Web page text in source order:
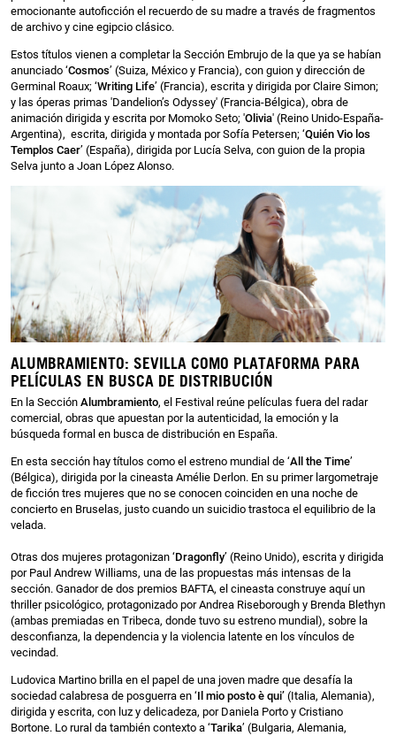
emocionante autoficción el recuerdo de su madre a través de fragmentos
de archivo y cine egipcio clásico.
Estos títulos vienen a completar la Sección Embrujo de la que ya se habían
anunciado ‘Cosmos’ (Suiza, México y Francia), con guion y dirección de
Germinal Roaux; ‘Writing Life’ (Francia), escrita y dirigida por Claire Simon;
y las óperas primas 'Dandelion’s Odyssey' (Francia-Bélgica), obra de
animación dirigida y escrita por Momoko Seto; 'Olivia' (Reino Unido-España-
Argentina), escrita, dirigida y montada por Sofía Petersen; ‘Quién Vio los
Templos Caer’ (España), dirigida por Lucía Selva, con guion de la propia
Selva junto a Joan López Alonso.
ALUMBRAMIENTO: SEVILLA COMO PLATAFORMA PARA
PELÍCULAS EN BUSCA DE DISTRIBUCIÓN
En la Sección Alumbramiento, el Festival reúne películas fuera del radar
comercial, obras que apuestan por la autenticidad, la emoción y la
búsqueda formal en busca de distribución en España.
En esta sección hay títulos como el estreno mundial de ‘All the Time’
(Bélgica), dirigida por la cineasta Amélie Derlon. En su primer largometraje
de ficción tres mujeres que no se conocen coinciden en una noche de
concierto en Bruselas, justo cuando un suicidio trastoca el equilibrio de la
velada.
Otras dos mujeres protagonizan ‘Dragonfly’ (Reino Unido), escrita y dirigida
por Paul Andrew Williams, una de las propuestas más intensas de la
sección. Ganador de dos premios BAFTA, el cineasta construye aquí un
thriller psicológico, protagonizado por Andrea Riseborough y Brenda Blethyn
(ambas premiadas en Tribeca, donde tuvo su estreno mundial), sobre la
desconfianza, la dependencia y la violencia latente en los vínculos de
vecindad.
Ludovica Martino brilla en el papel de una joven madre que desafía la
sociedad calabresa de posguerra en ‘Il mio posto è qui’ (Italia, Alemania),
dirigida y escrita, con luz y delicadeza, por Daniela Porto y Cristiano
Bortone. Lo rural da también contexto a ‘Tarika’ (Bulgaria, Alemania,